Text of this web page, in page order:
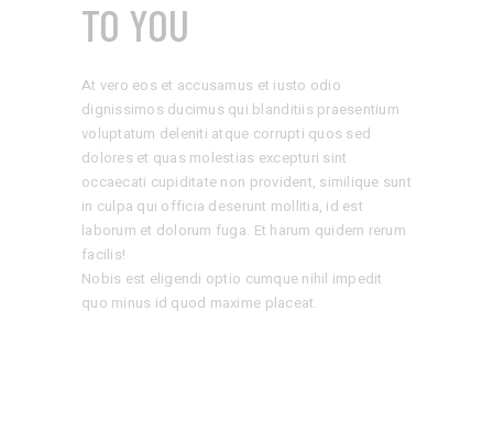
TO YOU
At vero eos et accusamus et iusto odio
dignissimos ducimus qui blanditiis praesentium
voluptatum deleniti atque corrupti quos sed
dolores et quas molestias excepturi sint
occaecati cupiditate non provident, similique sunt
in culpa qui officia deserunt mollitia, id est
laborum et dolorum fuga. Et harum quidem rerum
facilis!
Nobis est eligendi optio cumque nihil impedit
quo minus id quod maxime placeat.